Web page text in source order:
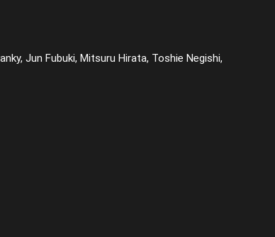
Jun Fubuki, Mitsuru Hirata, Toshie Negishi,